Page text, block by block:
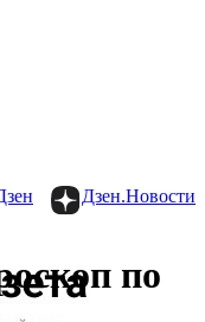
Дзен.Новости
по